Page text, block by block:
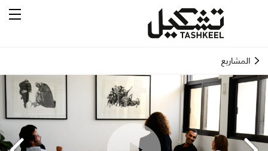
المشاريع